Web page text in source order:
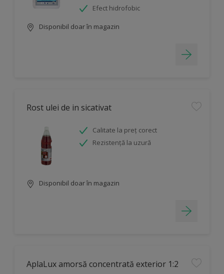
Efect hidrofobic
Disponibil doar în magazin
Rost ulei de in sicativat
Calitate la preț corect
Rezistență la uzură
Disponibil doar în magazin
AplaLux amorsă concentrată exterior 1:2